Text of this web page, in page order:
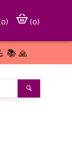
(0)
0)
📚 🙏